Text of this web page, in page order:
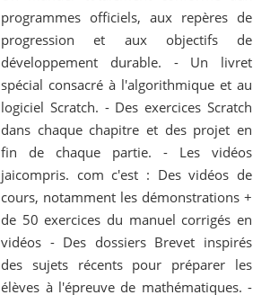
programmes officiels, aux repères de
progression et aux objectifs de
développement durable. - Un livret
spécial consacré à l'algorithmique et au
logiciel Scratch. - Des exercices Scratch
dans chaque chapitre et des projet en
fin de chaque partie. - Les vidéos
jaicompris. com c'est : Des vidéos de
cours, notamment les démonstrations +
de 50 exercices du manuel corrigés en
vidéos - Des dossiers Brevet inspirés
des sujets récents pour préparer les
élèves à l'épreuve de mathématiques. -